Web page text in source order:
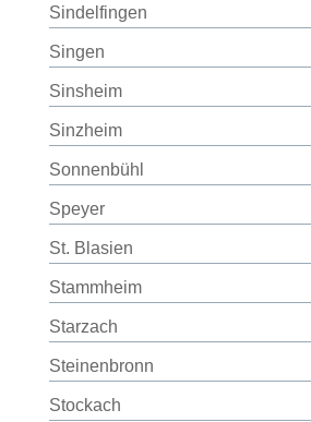
Sindelfingen
Singen
Sinsheim
Sinzheim
Sonnenbühl
Speyer
St. Blasien
Stammheim
Starzach
Steinenbronn
Stockach